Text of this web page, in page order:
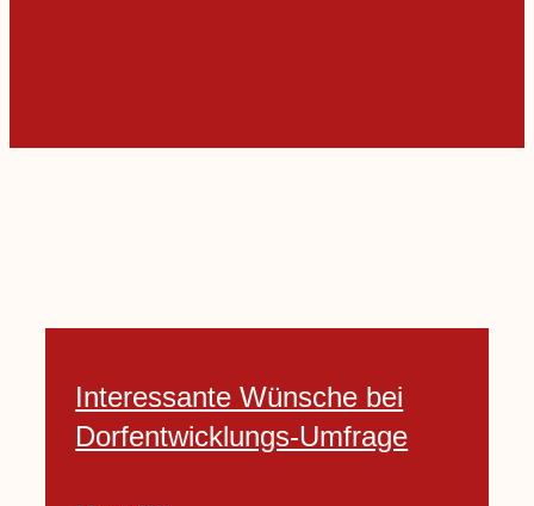
Interessante Wünsche bei
Dorfentwicklungs-Umfrage